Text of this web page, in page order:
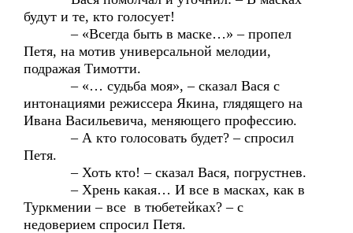
будут и те, кто голосует!
– «Всегда быть в маске…» – пропел
Петя, на мотив универсальной мелодии,
подражая Тимотти.
– «… судьба моя», – сказал Вася с
интонациями режиссера Якина, глядящего на
Ивана Васильевича, меняющего профессию.
– А кто голосовать будет? – спросил
Петя.
– Хоть кто! – сказал Вася, погрустнев.
– Хрень какая… И все в масках, как в
Туркмении – все в тюбетейках? – с
недоверием спросил Петя.